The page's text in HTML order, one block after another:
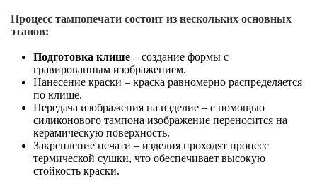
Процесс тампопечати состоит из нескольких основных
этапов:
Подготовка клише – создание формы с
гравированным изображением.
Нанесение краски – краска равномерно распределяется
по клише.
Передача изображения на изделие – с помощью
силиконового тампона изображение переносится на
керамическую поверхность.
Закрепление печати – изделия проходят процесс
термической сушки, что обеспечивает высокую
стойкость краски.